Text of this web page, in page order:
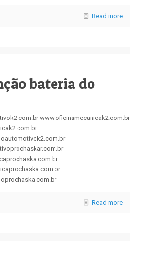
Read more
bateria do
www.oficinamecanicak2.com.br
Read more